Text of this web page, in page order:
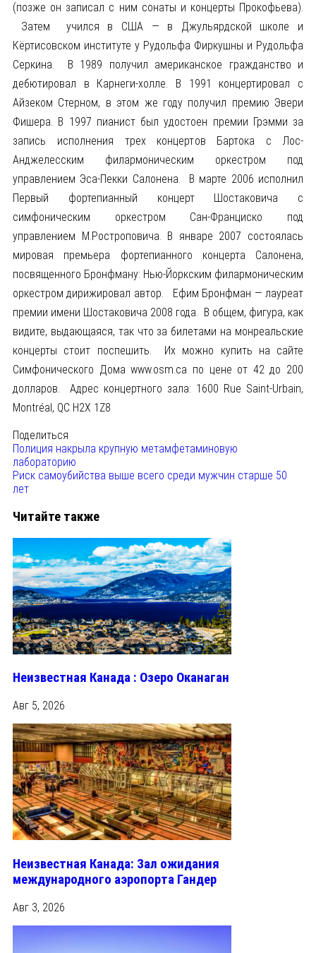
(позже он записал с ним сонаты и концерты Прокофьева).
Затем учился в США — в Джульярдской школе и
Кёртисовском институте у Рудольфа Фиркушны и Рудольфа
Серкина. В 1989 получил американское гражданство и
дебютировал в Карнеги-холле. В 1991 концертировал с
Айзеком Стерном, в этом же году получил премию Эвери
Фишера. В 1997 пианист был удостоен премии Грэмми за
запись исполнения трех концертов Бартока с Лос-
Анджелесским филармоническим оркестром под
управлением Эса-Пекки Салонена. В марте 2006 исполнил
Первый фортепианный концерт Шостаковича с
симфоническим оркестром Сан-Франциско под
управлением М.Ростроповича. В январе 2007 состоялась
мировая премьера фортепианного концерта Салонена,
посвященного Бронфману: Нью-Йоркским филармоническим
оркестром дирижировал автор. Ефим Бронфман — лауреат
премии имени Шостаковича 2008 года. В общем, фигура, как
видите, выдающаяся, так что за билетами на монреальские
концерты стоит поспешить. Их можно купить на сайте
Симфонического Домаwww.osm.ca по цене от 42 до 200
долларов. Адрес концертного зала: 1600 Rue Saint-Urbain,
Montréal, QC H2X 1Z8
Поделиться
Полиция накрыла крупную метамфетаминовую
лабораторию
Риск самоубийства выше всего среди мужчин старше 50
лет
Читайте также
Неизвестная Канада : Озеро Оканаган
Авг 5, 2026
Неизвестная Канада: Зал ожидания
международного аэропорта Гандер
Авг 3, 2026